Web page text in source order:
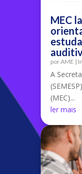
MEC
porAME |
A
(MEC)...
ler mais